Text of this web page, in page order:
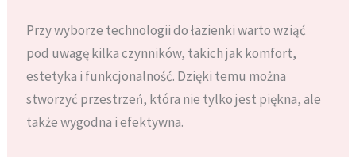
Przy wyborze technologii do łazienki warto wziąć
pod uwagę kilka czynników, takich jak komfort,
estetyka i funkcjonalność. Dzięki temu można
stworzyć przestrzeń, która nie tylko jest piękna, ale
także wygodna i efektywna.